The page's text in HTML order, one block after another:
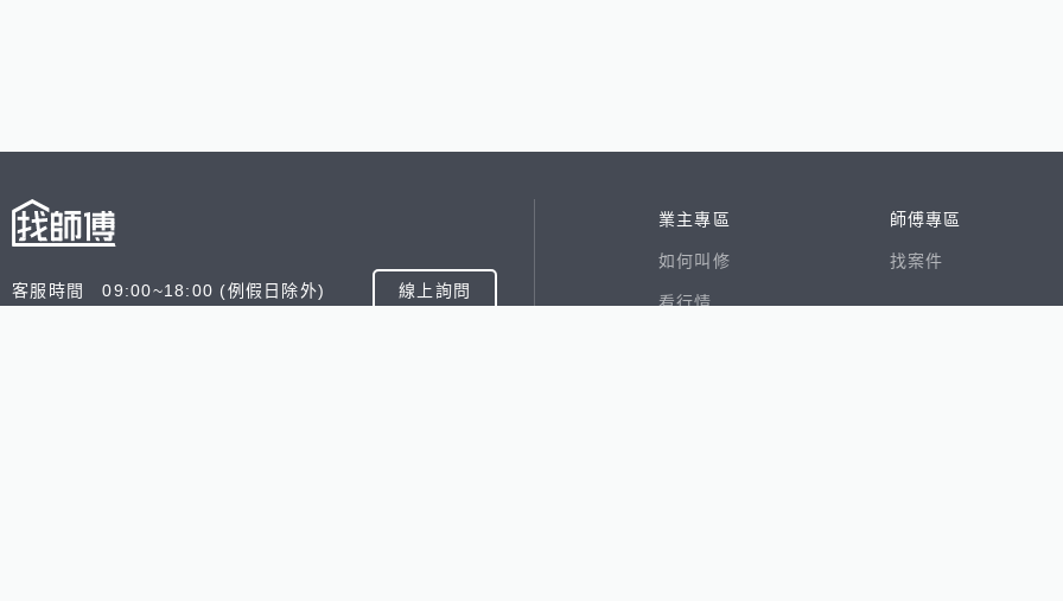
客服時間 09:00~18:00 (例假日除外) 線上詢問
業主專區
如何叫修
看行情
師傅專區
找案件